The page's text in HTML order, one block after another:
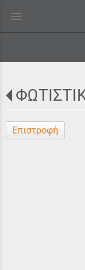
menu
Επιστροφή